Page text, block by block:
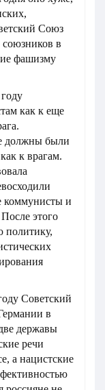
Союз
в
фашизму
как к еще
должны были
к врагам.
коммунисты и
этого
политику,
Советский
в
державы
речи
а нацистские